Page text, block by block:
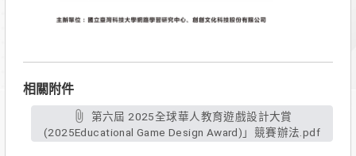
相關附件
(2025Educational Game Design Award)」競賽辦法.pdf